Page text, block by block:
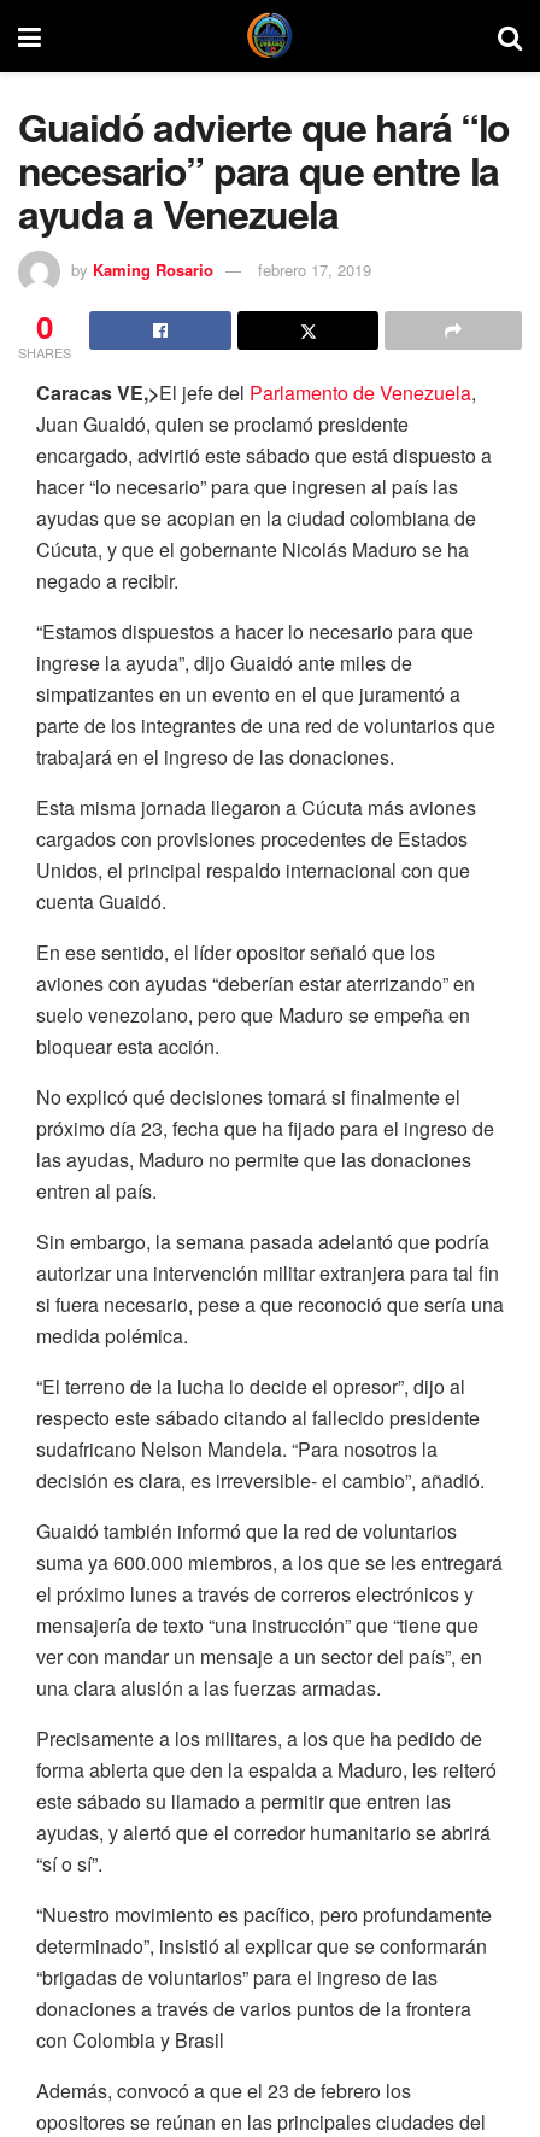
Guaidó advierte que hará “lo
necesario” para que entre la
ayuda a Venezuela
by Kaming Rosario febrero 17, 2019
0
SHARES
Caracas VE,>El jefe del Parlamento de Venezuela,
Juan Guaidó, quien se proclamó presidente
encargado, advirtió este sábado que está dispuesto a
hacer “lo necesario” para que ingresen al país las
ayudas que se acopian en la ciudad colombiana de
Cúcuta, y que el gobernante Nicolás Maduro se ha
negado a recibir.
“Estamos dispuestos a hacer lo necesario para que
ingrese la ayuda”, dijo Guaidó ante miles de
simpatizantes en un evento en el que juramentó a
parte de los integrantes de una red de voluntarios que
trabajará en el ingreso de las donaciones.
Esta misma jornada llegaron a Cúcuta más aviones
cargados con provisiones procedentes de Estados
Unidos, el principal respaldo internacional con que
cuenta Guaidó.
En ese sentido, el líder opositor señaló que los
aviones con ayudas “deberían estar aterrizando” en
suelo venezolano, pero que Maduro se empeña en
bloquear esta acción.
No explicó qué decisiones tomará si finalmente el
próximo día 23, fecha que ha fijado para el ingreso de
las ayudas, Maduro no permite que las donaciones
entren al país.
Sin embargo, la semana pasada adelantó que podría
autorizar una intervención militar extranjera para tal fin
si fuera necesario, pese a que reconoció que sería una
medida polémica.
“El terreno de la lucha lo decide el opresor”, dijo al
respecto este sábado citando al fallecido presidente
sudafricano Nelson Mandela. “Para nosotros la
decisión es clara, es irreversible- el cambio”, añadió.
Guaidó también informó que la red de voluntarios
suma ya 600.000 miembros, a los que se les entregará
el próximo lunes a través de correros electrónicos y
mensajería de texto “una instrucción” que “tiene que
ver con mandar un mensaje a un sector del país”, en
una clara alusión a las fuerzas armadas.
Precisamente a los militares, a los que ha pedido de
forma abierta que den la espalda a Maduro, les reiteró
este sábado su llamado a permitir que entren las
ayudas, y alertó que el corredor humanitario se abrirá
“sí o sí”.
“Nuestro movimiento es pacífico, pero profundamente
determinado”, insistió al explicar que se conformarán
“brigadas de voluntarios” para el ingreso de las
donaciones a través de varios puntos de la frontera
con Colombia y Brasil
Además, convocó a que el 23 de febrero los
opositores se reúnan en las principales ciudades del